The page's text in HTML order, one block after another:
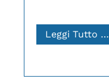
Leggi Tutto …